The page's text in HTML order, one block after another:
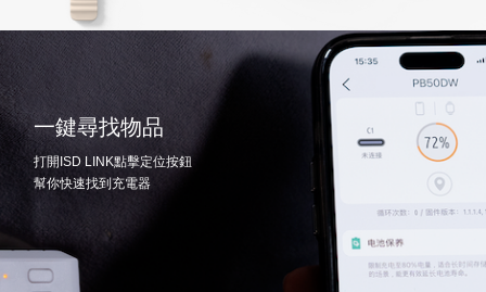
一鍵尋找物品
打開ISD LINK點擊定位按鈕
幫你快速找到充電器